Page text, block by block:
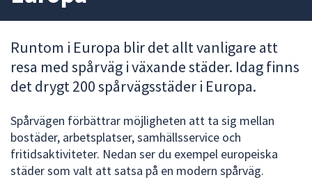
under
fältet.
Använd
piltangenterna
för
att
navigera
mellan
sökförslagen
Runtom i Europa blir det allt vanligare att
resa med spårväg i växande städer. Idag finns
det drygt 200 spårvägsstäder i Europa.
Spårvägen förbättrar möjligheten att ta sig mellan
bostäder, arbetsplatser, samhällsservice och
fritidsaktiviteter. Nedan ser du exempel europeiska
städer som valt att satsa på en modern spårväg.